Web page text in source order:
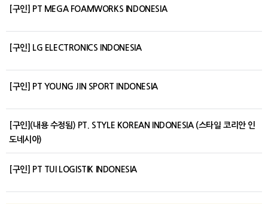
[구인] PT MEGA FOAMWORKS INDONESIA
[구인] LG ELECTRONICS INDONESIA
[구인] PT YOUNG JIN SPORT INDONESIA
[구인](내용 수정됨) PT. STYLE KOREAN INDONESIA (스타일 코리안 인
도네시아)
[구인] PT TUI LOGISTIK INDONESIA